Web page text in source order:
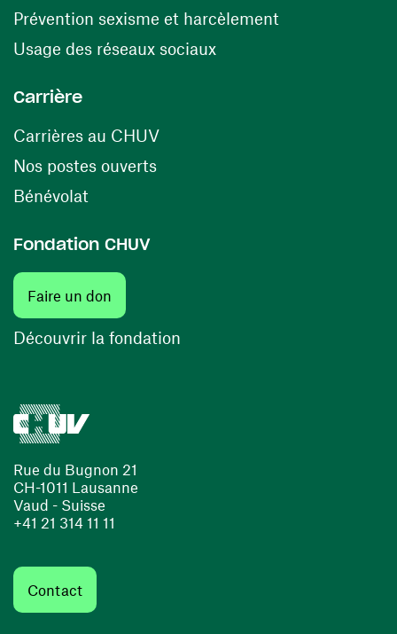
Rue du Bugnon 21
CH-1011 Lausanne
Vaud - Suisse
+41 21 314 11 11
Contact
Prévention sexisme et harcèlement
Usage des réseaux sociaux(ouvre une nouvelle
Carrière
Carrières au CHUV(ouvre une nouvelle fenêtre)
Nos postes ouverts(ouvre une nouvelle fenêtre)
Bénévolat
Fondation CHUV
Faire un don
Découvrir la fondation